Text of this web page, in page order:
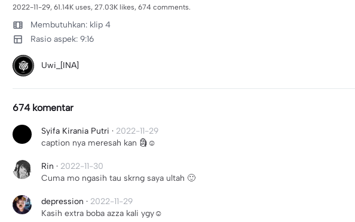
2022-11-29, 61.14K uses, 27.03K likes, 674 comments.
Membutuhkan: klip 4
Rasio aspek: 9:16
Uwi_[INA]
674 komentar
Syifa Kirania Putri · 2022-11-29
caption nya meresah kan 🗿☺️
Rin · 2022-11-30
Cuma mo ngasih tau skrng saya ultah 🙂
depression · 2022-11-29
Kasih extra boba azza kali ygy☺️